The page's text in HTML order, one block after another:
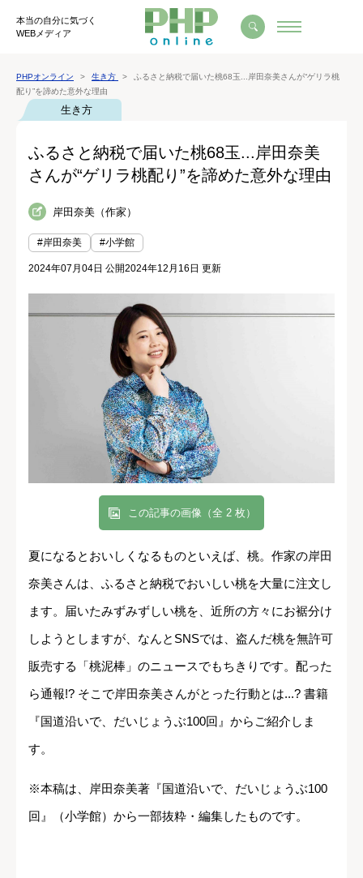
本当の自分に気づく
WEBメディア
PHPオンライン 生き方
ふるさと納税で届いた桃68玉...岸田奈美さんが“ゲリラ桃
配り”を諦めた意外な理由
生き方
ふるさと納税で届いた桃68玉...岸田奈美
さんが“ゲリラ桃配り”を諦めた意外な理由
岸田奈美（作家）
#岸田奈美 #小学館
2024年07月04日 公開2024年12月16日 更新
この記事の画像（全 2 枚）
夏になるとおいしくなるものといえば、桃。作家の岸田
奈美さんは、ふるさと納税でおいしい桃を大量に注文し
ます。届いたみずみずしい桃を、近所の方々にお裾分け
しようとしますが、なんとSNSでは、盗んだ桃を無許可
販売する「桃泥棒」のニュースでもちきりです。配った
ら通報!? そこで岸田奈美さんがとった行動とは...? 書籍
『国道沿いで、だいじょうぶ100回』からご紹介しま
す。
※本稿は、岸田奈美著『国道沿いで、だいじょうぶ100
回』（小学館）から一部抜粋・編集したものです。